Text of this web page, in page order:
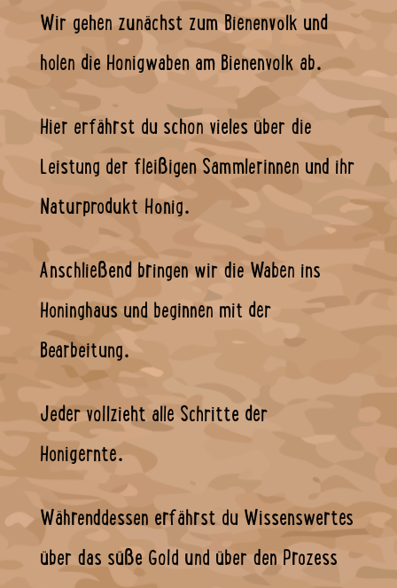
Wir gehen zunächst zum Bienenvolk und
holen die Honigwaben am Bienenvolk ab.
Hier erfährst du schon vieles über die
Leistung der fleißigen Sammlerinnen und ihr
Naturprodukt Honig.
Anschließend bringen wir die Waben ins
Honinghaus und beginnen mit der
Bearbeitung.
Jeder vollzieht alle Schritte der
Honigernte.
Währenddessen erfährst du Wissenswertes
über das süße Gold und über den Prozess